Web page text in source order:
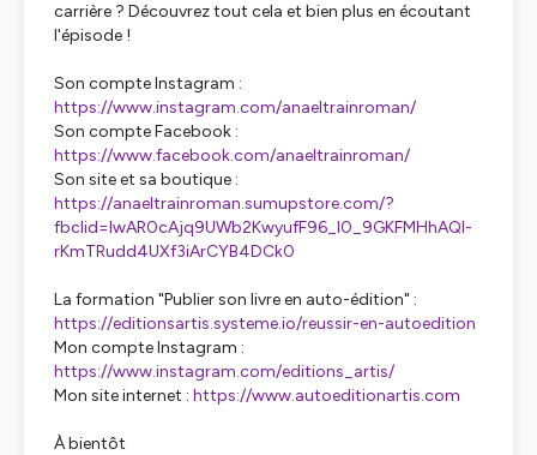
carrière ? Découvrez tout cela et bien plus en écoutant
l'épisode !
Son compte Instagram :
https://www.instagram.com/anaeltrainroman/
Son compte Facebook :
https://www.facebook.com/anaeltrainroman/
Son site et sa boutique :
https://anaeltrainroman.sumupstore.com/?
fbclid=IwAR0cAjq9UWb2KwyufF96_I0_9GKFMHhAQl-
rKmTRudd4UXf3iArCYB4DCk0
La formation "Publier son livre en auto-édition" :
https://editionsartis.systeme.io/reussir-en-autoedition
Mon compte Instagram :
https://www.instagram.com/editions_artis/
Mon site internet : https://www.autoeditionartis.com
À bientôt